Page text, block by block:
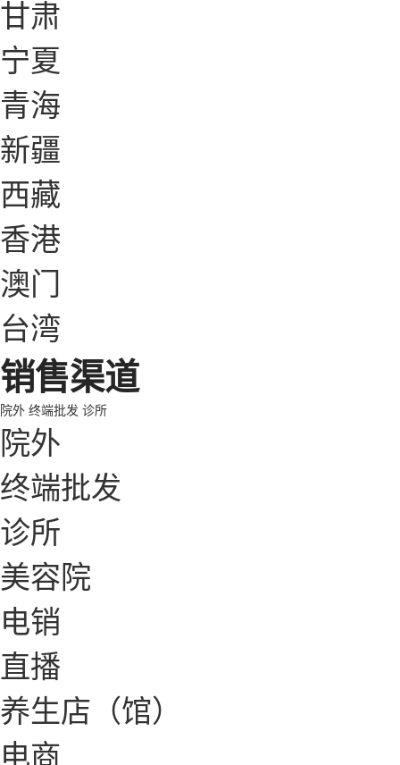
甘肃
宁夏
青海
新疆
西藏
香港
澳门
台湾
销售渠道
院外 终端批发 诊所
院外
终端批发
诊所
美容院
电销
直播
养生店（馆）
电商